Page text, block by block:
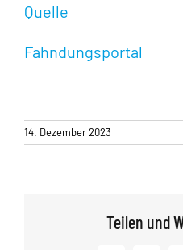
Quelle
Fahndungsportal
14. Dezember 2023
Teilen und